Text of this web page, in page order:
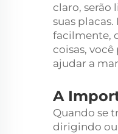
claro, serão
suas
facilmente,
coisas, você
ajudar a
A
Quando se
dirigindo ou